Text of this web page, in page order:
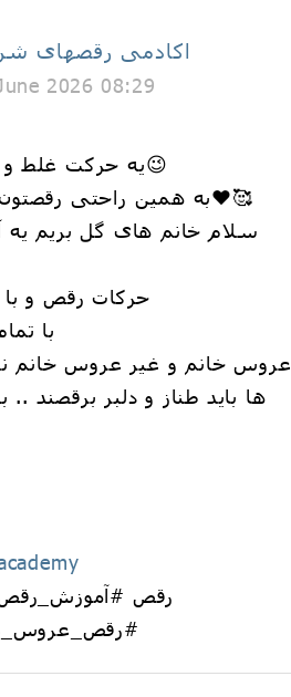
اكادمى رقصهاى
2026 08:29
یه حرکت غلط و درستمون نشه!؟😉
به همین راحتی رقصتون رو خوشگل کنید❤️🥰
سلام خانم های گل بریم
حرکات رقص و
با
عروس خانم و غیر عروس خانم
ها باید طناز و دلبر برقصند ..